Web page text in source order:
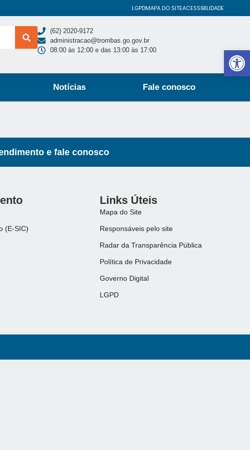
LGPDMAPA DO SITEACESSIBILIDADE
(62) 2020-9172
administracao@trombas.go.gov.br
08:00 às 12:00 e das 13:00 às 17:00
Notícias Fale conosco
e fale conosco
(E-SIC)
Links Úteis
Mapa do Site
Responsáveis pelo site
Radar da Transparência Pública
Política de Privacidade
Governo Digital
LGPD
Abrir